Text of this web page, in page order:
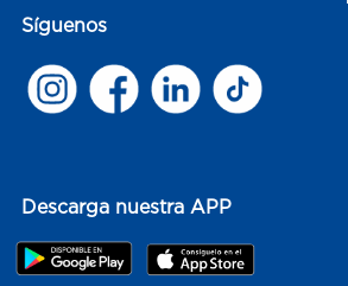
Síguenos
Descarga nuestra APP